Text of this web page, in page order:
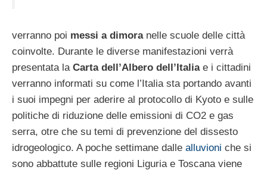
verranno poi messi a dimoranelle scuole delle città
coinvolte. Durante le diverse manifestazioni verrà
presentata la Carta dell’Albero dell’Italiae i cittadini
verranno informati su come l’Italia sta portando avanti
i suoi impegni per aderire al protocollo di Kyoto e sulle
politiche di riduzione delle emissioni di CO2 e gas
serra, otre che su temi di prevenzione del dissesto
idrogeologico. A poche settimane dalle alluvioni che si
sono abbattute sulle regioni Liguria e Toscana viene